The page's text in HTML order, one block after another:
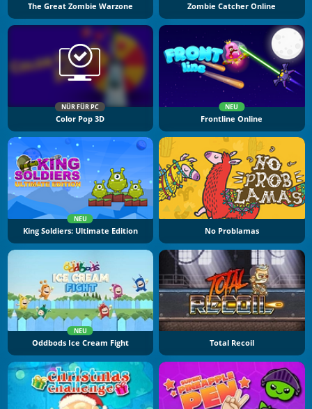
The Great Zombie Warzone Zombie Catcher Online
NÜR FÜR PC
Color Pop 3D
NEU
Frontline Online
NEU
King Soldiers: Ultimate Edition No Problamas
NEU
Oddbods Ice Cream Fight Total Recoil